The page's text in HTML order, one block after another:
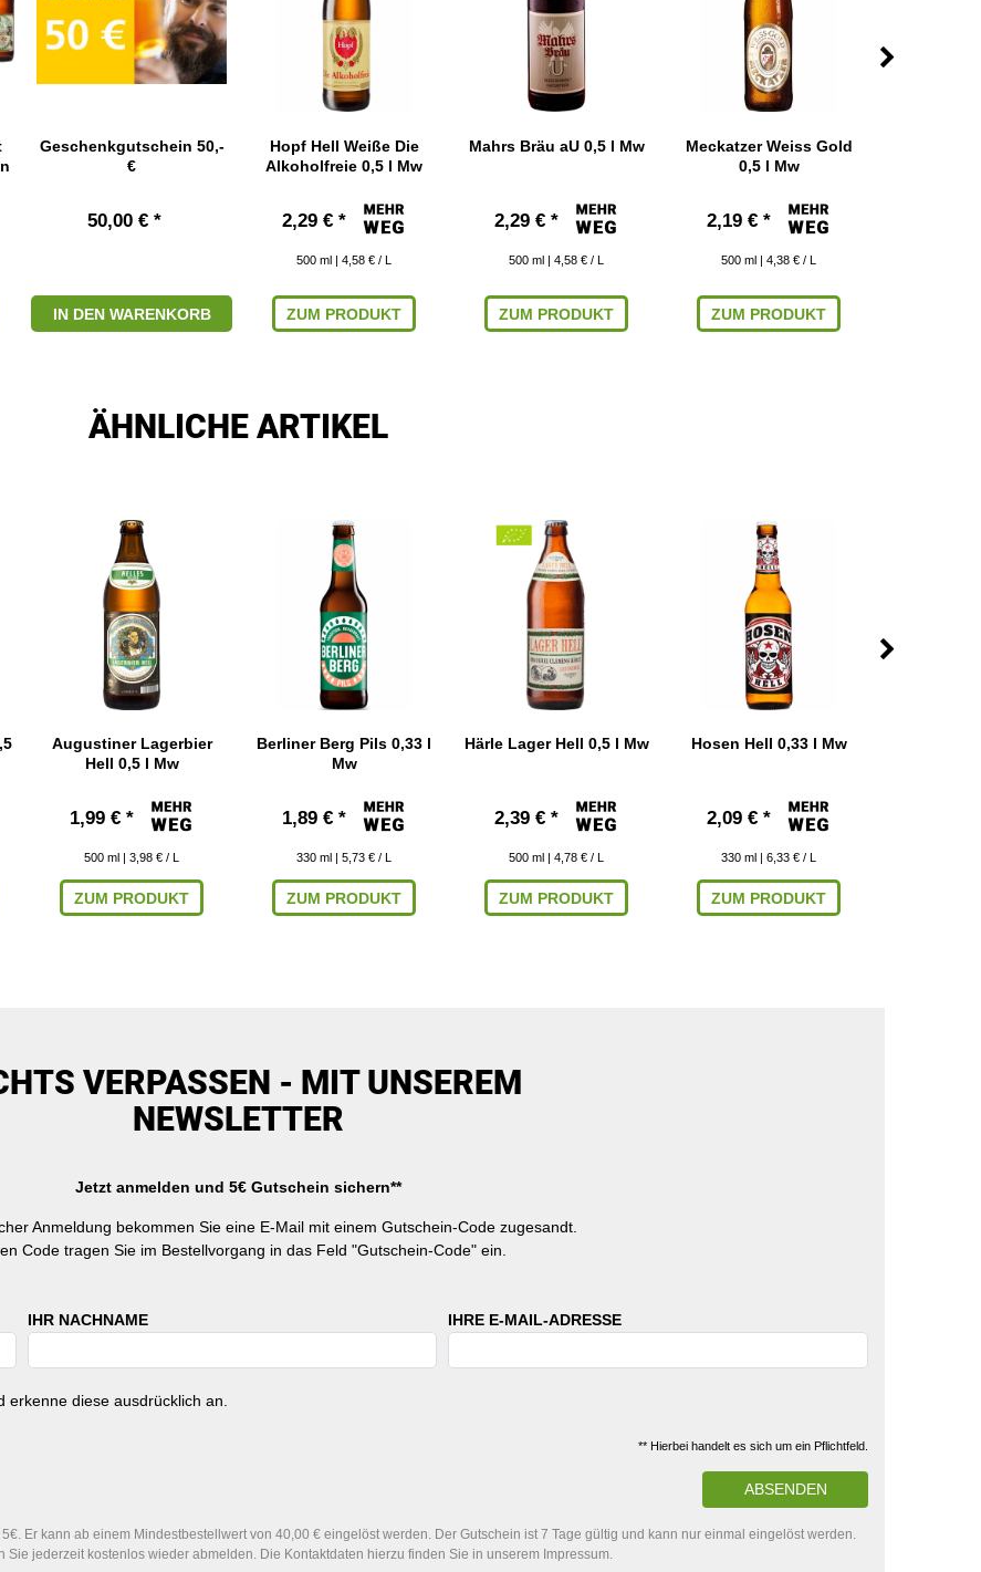
Geschenkgutschein 50,-
€
50,00 € *
IN DEN WARENKORB
Hopf Hell Weiße Die
Alkoholfreie 0,5 l Mw
2,29 € *
500 ml | 4,58 € / L
ZUM PRODUKT
Mahrs Bräu aU 0,5 l Mw
2,29 € *
500 ml | 4,58 € / L
ZUM PRODUKT
Meckatzer Weiss Gold
0,5 l Mw
2,19 € *
500 ml | 4,38 € / L
ZUM PRODUKT
ÄHNLICHE ARTIKEL
Augustiner Lagerbier
Hell 0,5 l Mw
1,99 € *
500 ml | 3,98 € / L
ZUM PRODUKT
Berliner Berg Pils 0,33 l
Mw
1,89 € *
330 ml | 5,73 € / L
ZUM PRODUKT
Härle Lager Hell 0,5 l Mw
2,39 € *
500 ml | 4,78 € / L
ZUM PRODUKT
Hosen Hell 0,33 l Mw
2,09 € *
330 ml | 6,33 € / L
ZUM PRODUKT
VERPASSEN - MIT UNSEREM
NEWSLETTER
Jetzt anmelden und 5€ Gutschein sichern**
Anmeldung bekommen Sie eine E-Mail mit einem Gutschein-Code zugesandt.
Code tragen Sie im Bestellvorgang in das Feld "Gutschein-Code" ein.
IHR NACHNAME IHRE E-MAIL-ADRESSE
erkenne diese ausdrücklich an.
** Hierbei handelt es sich um ein Pflichtfeld.
ABSENDEN
Er kann ab einem Mindestbestellwert von 40,00 € eingelöst werden. Der Gutschein ist 7 Tage gültig und kann nur einmal eingelöst werden.
Sie jederzeit kostenlos wieder abmelden. Die Kontaktdaten hierzu finden Sie in unserem Impressum.